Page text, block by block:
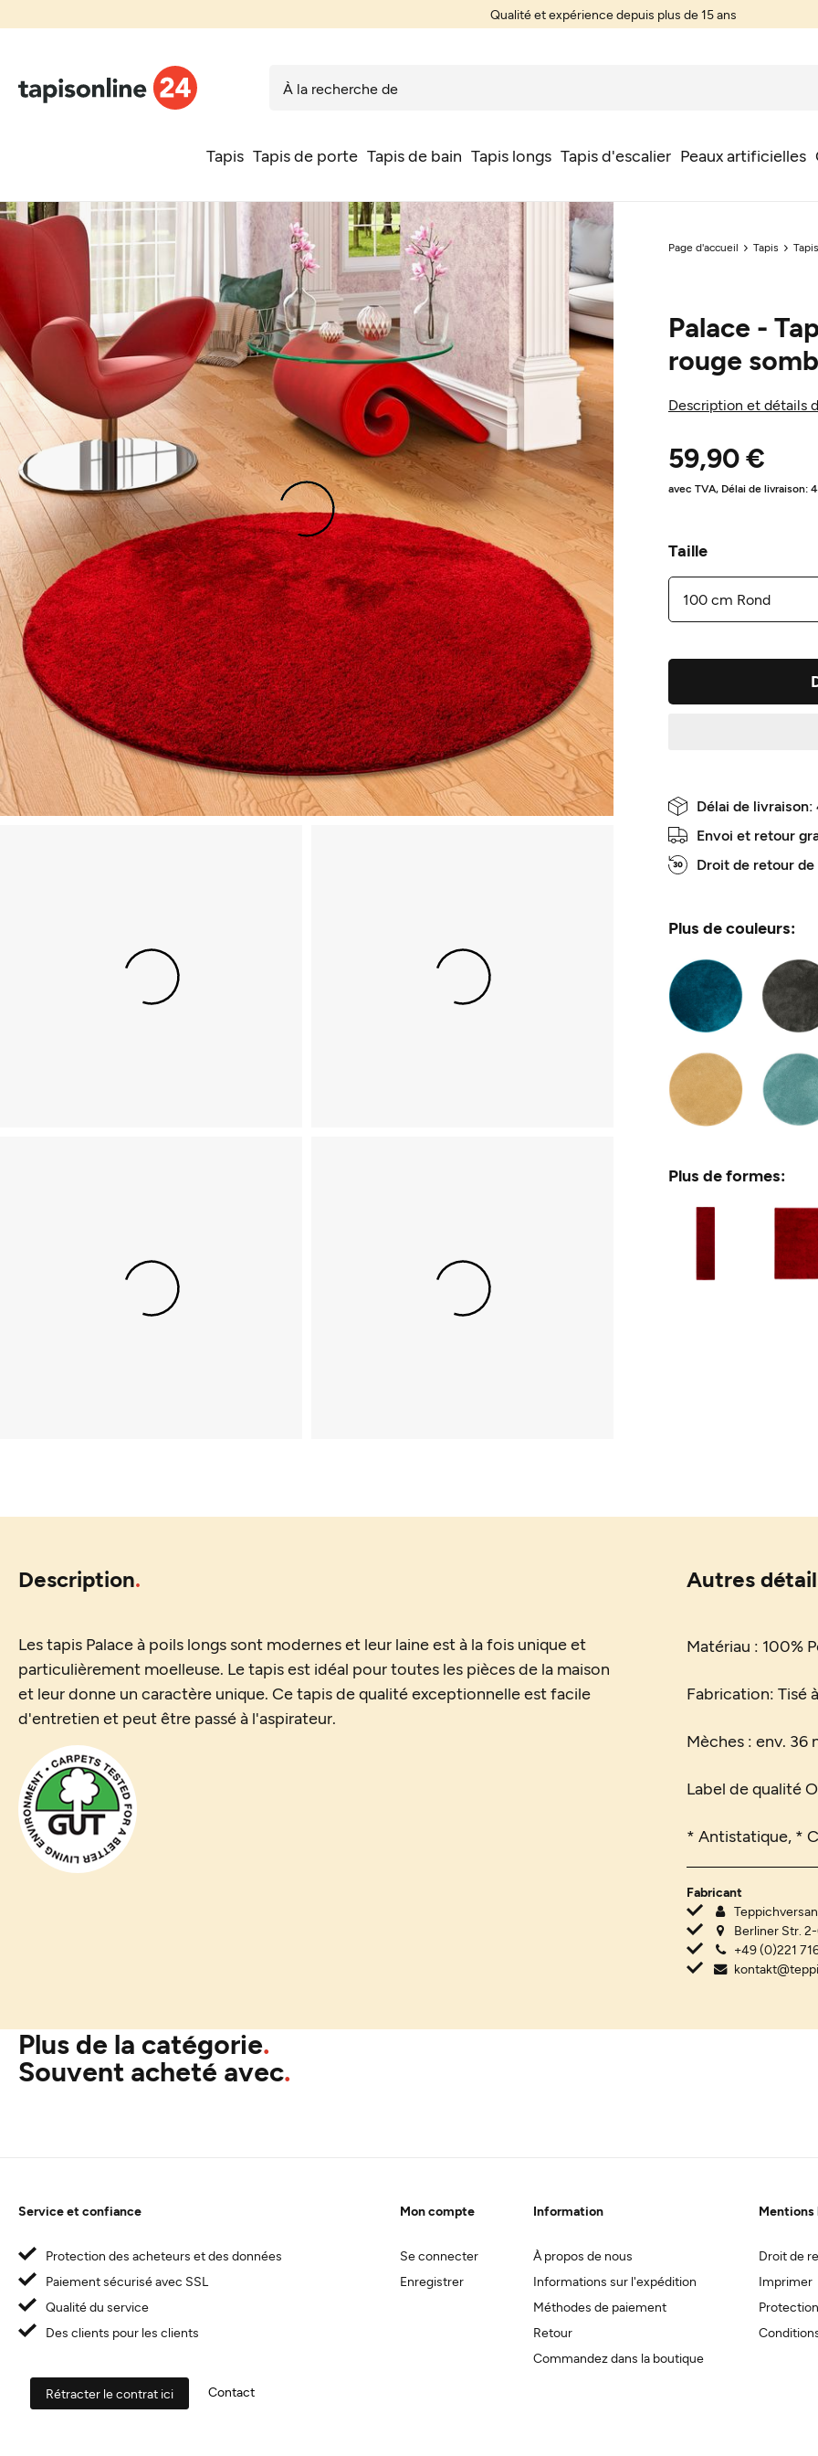
Qualité et expérience depuis plus de 15 ans
Tapis Tapis de porte Tapis de bain Tapis longs Tapis d'escalier Peaux artificielles
Page d'accueil Tapis
Palace -
rouge
Description et détails
59,90 €
avec TVA, Délai de livraison:
Taille
Délai de
Envoi et retour
Droit de retour
Plus de couleurs:
Plus de formes:
Description
Les tapis Palace à poils longs sont modernes et leur laine est à la fois unique et
particulièrement moelleuse. Le tapis est idéal pour toutes les pièces de la maison
et leur donne un caractère unique. Ce tapis de qualité exceptionnelle est facile
d'entretien et peut être passé à l'aspirateur.
Autres
Matériau : 100%
Fabrication: Tisé
Mèches : env.
Label de qualité
* Antistatique, *
Fabricant
Berliner Str.
+49 (0)221
Plus de la catégorie
Souvent acheté avec
Mon compte
Se connecter
Enregistrer
Information
À propos de nous
Informations sur l'expédition
Méthodes de paiement
Retour
Commandez dans la boutique
Mentions
Droit de
Imprimer
Service et confiance
Protection des acheteurs et des données
Paiement sécurisé avec SSL
Qualité du service
Des clients pour les clients
Rétracter le contrat ici Contact